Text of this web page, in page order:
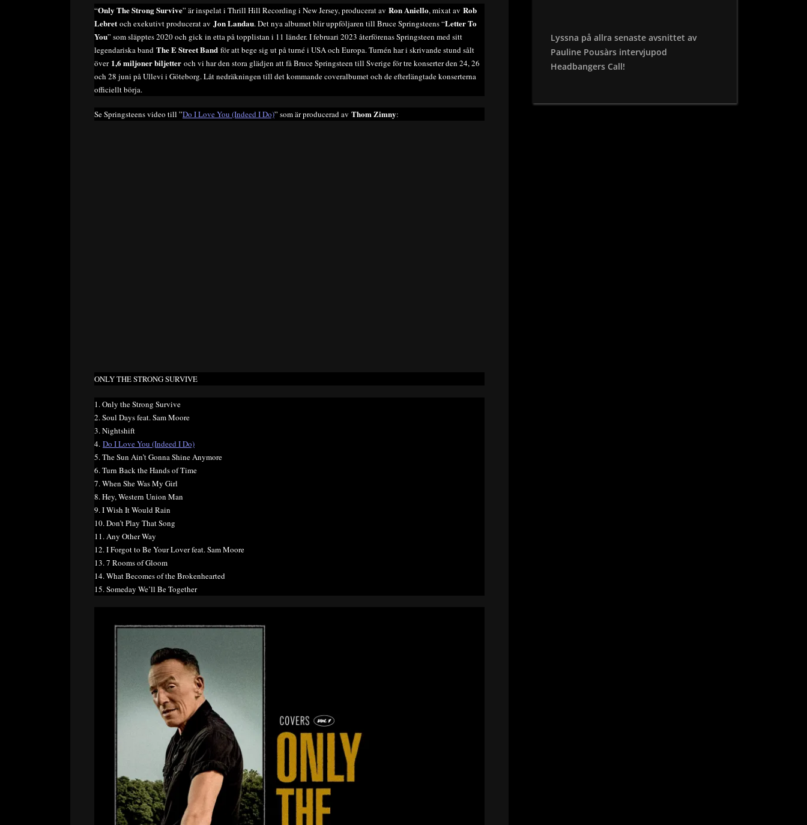
“Only The Strong Survive” är inspelat i Thrill Hill Recording i New Jersey, producerat av Ron Aniello, mixat av Rob
Lebret och exekutivt producerat av Jon Landau. Det nya albumet blir uppföljaren till Bruce Springsteens “Letter To
You” som släpptes 2020 och gick in etta på topplistan i 11 länder. I februari 2023 återförenas Springsteen med sitt
legendariska band The E Street Band för att bege sig ut på turné i USA och Europa. Turnén har i skrivande stund sålt
över 1,6 miljoner biljetter och vi har den stora glädjen att få Bruce Springsteen till Sverige för tre konserter den 24, 26
och 28 juni på Ullevi i Göteborg. Låt nedräkningen till det kommande coveralbumet och de efterlängtade konserterna
officiellt börja.
Se Springsteens video till ”Do I Love You (Indeed I Do)” som är producerad av Thom Zimny:
ONLY THE STRONG SURVIVE
1. Only the Strong Survive
2. Soul Days feat. Sam Moore
3. Nightshift
4. Do I Love You (Indeed I Do)
5. The Sun Ain’t Gonna Shine Anymore
6. Turn Back the Hands of Time
7. When She Was My Girl
8. Hey, Western Union Man
9. I Wish It Would Rain
10. Don’t Play That Song
11. Any Other Way
12. I Forgot to Be Your Lover feat. Sam Moore
13. 7 Rooms of Gloom
14. What Becomes of the Brokenhearted
15. Someday We’ll Be Together
Lyssna på allra senaste avsnittet av
Pauline Pousàrs intervjupod
Headbangers Call!